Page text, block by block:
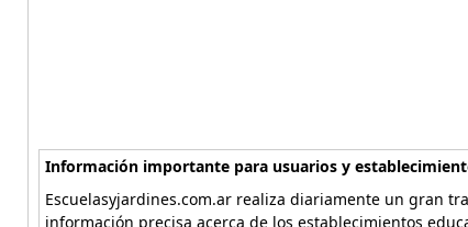
Información importante para usuarios y
Escuelasyjardines.com.ar realiza diariamente un gran
información precisa acerca de los establecimientos